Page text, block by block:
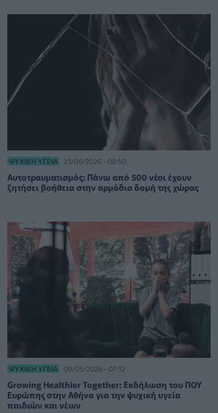
ΨΥΧΙΚΉ ΥΓΕΊΑ 23/05/2026 - 08:50
Αυτοτραυματισμός: Πάνω από 500 νέοι έχουν
ζητήσει βοήθεια στην αρμόδια δομή της χώρας
ΨΥΧΙΚΉ ΥΓΕΊΑ 09/05/2026 - 07:12
Growing Healthier Together: Εκδήλωση του ΠΟΥ
Ευρώπης στην Αθήνα για την ψυχική υγεία
παιδιών και νέων